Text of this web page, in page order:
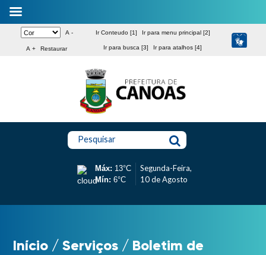
A -
A + Restaurar
Ir Conteudo [1] Ir para menu principal [2]
Ir para busca [3] Ir para atalhos [4]
Pesquisar
Máx: 13°C
Mín: 6°C
Segunda-Feira,
10 de Agosto
Início /Serviços / Boletim de